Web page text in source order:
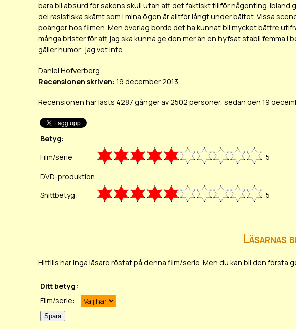
bara bli absurd för sakens skull utan att det faktiskt tillför någonting.
del rasistiska skämt som i mina ögon är alltför långt under bältet. Vissa
poänger hos filmen. Men överlag borde det ha kunnat bli mycket bättre
många brister för att jag ska kunna ge den mer än en hyfsat stabil femma i
gäller humor; jag vet inte...
Daniel Hofverberg
Recensionen skriven: 19 december 2013
Recensionen har lästs 4287 gånger av 2502 personer, sedan den 19
Betyg:
Film/serie
5
DVD-produktion
--
Snittbetyg:
5
Läsarnas
Hittills har inga läsare röstat på denna film/serie. Men du kan bli den första
Ditt betyg:
Film/serie: